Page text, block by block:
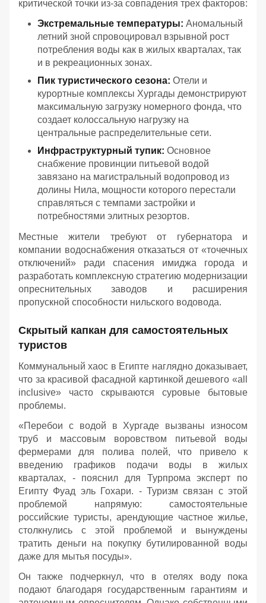
критической точки из-за совпадения трех факторов:
Экстремальные температуры: Аномальный
летний зной спровоцировал взрывной рост
потребления воды как в жилых кварталах, так
и в рекреационных зонах.
Пик туристического сезона: Отели и
курортные комплексы Хургады демонстрируют
максимальную загрузку номерного фонда, что
создает колоссальную нагрузку на
центральные распределительные сети.
Инфраструктурный тупик: Основное
снабжение провинции питьевой водой
завязано на магистральный водопровод из
долины Нила, мощности которого перестали
справляться с темпами застройки и
потребностями элитных резортов.
Местные жители требуют от губернатора и
компании водоснабжения отказаться от «точечных
отключений» ради спасения имиджа города и
разработать комплексную стратегию модернизации
опреснительных заводов и расширения
пропускной способности нильского водовода.
Скрытый капкан для самостоятельных
туристов
Коммунальный хаос в Египте наглядно доказывает,
что за красивой фасадной картинкой дешевого «all
inclusive» часто скрываются суровые бытовые
проблемы.
«Перебои с водой в Хургаде вызваны износом
труб и массовым воровством питьевой воды
фермерами для полива полей, что привело к
введению графиков подачи воды в жилых
кварталах, - пояснил для Турпрома эксперт по
Египту Фуад эль Гохари. - Туризм связан с этой
проблемой напрямую: самостоятельные
российские туристы, арендующие частное жилье,
столкнулись с этой проблемой и вынуждены
тратить деньги на покупку бутилированной воды
даже для мытья посуды».
Он также подчеркнул, что в отелях воду пока
подают благодаря государственным гарантиям и